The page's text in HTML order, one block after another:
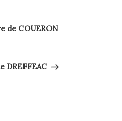
de COUERON
DREFFEAC